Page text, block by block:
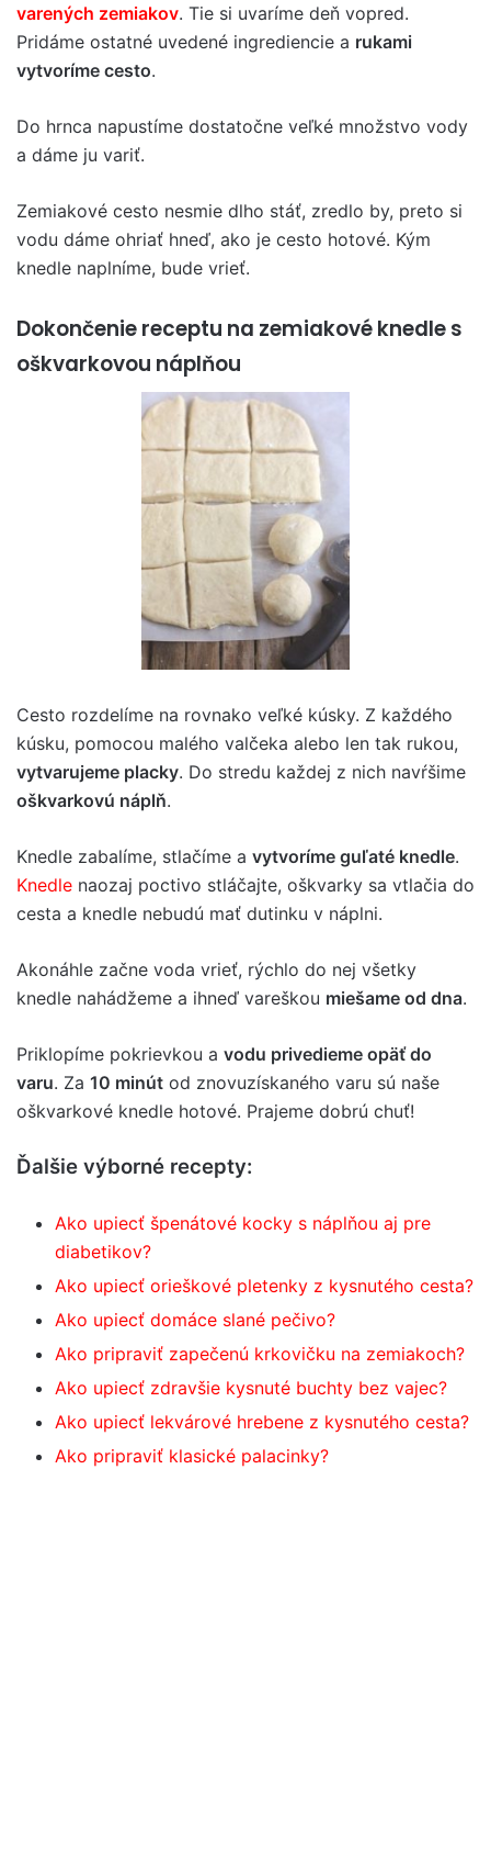
varených zemiakov. Tie si uvaríme deň vopred.
Pridáme ostatné uvedené ingrediencie a rukami
vytvoríme cesto.
Do hrnca napustíme dostatočne veľké množstvo vody
a dáme ju variť.
Zemiakové cesto nesmie dlho stáť, zredlo by, preto si
vodu dáme ohriať hneď, ako je cesto hotové. Kým
knedle naplníme, bude vrieť.
Dokončenie receptu na zemiakové knedle s
oškvarkovou náplňou
Cesto rozdelíme na rovnako veľké kúsky. Z každého
kúsku, pomocou malého valčeka alebo len tak rukou,
vytvarujeme placky. Do stredu každej z nich navŕšime
oškvarkovú náplň.
Knedle zabalíme, stlačíme a vytvoríme guľaté knedle.
Knedle naozaj poctivo stláčajte, oškvarky sa vtlačia do
cesta a knedle nebudú mať dutinku v náplni.
Akonáhle začne voda vrieť, rýchlo do nej všetky
knedle nahádžeme a ihneď vareškou miešame od dna.
Priklopíme pokrievkou a vodu privedieme opäť do
varu. Za 10 minút od znovuzískaného varu sú naše
oškvarkové knedle hotové. Prajeme dobrú chuť!
Ďalšie výborné recepty:
Ako upiecť špenátové kocky s náplňou aj pre
diabetikov?
Ako upiecť orieškové pletenky z kysnutého cesta?
Ako upiecť domáce slané pečivo?
Ako pripraviť zapečenú krkovičku na zemiakoch?
Ako upiecť zdravšie kysnuté buchty bez vajec?
Ako upiecť lekvárové hrebene z kysnutého cesta?
Ako pripraviť klasické palacinky?